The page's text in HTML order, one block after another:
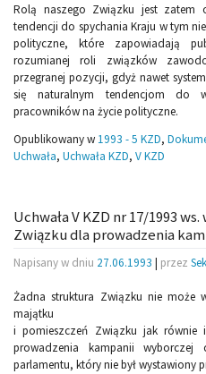
Rolą naszego Związku jest zatem
tendencji do spychania Kraju w tym
polityczne, które zapowiadają
rozumianej roli związków
przegranej pozycji, gdyż nawet
się naturalnym tendencjom do
pracowników na życie polityczne.
Opublikowany w 1993 - 5 KZD,
Uchwała, Uchwała KZD, V KZD
Uchwała V KZD nr 17/1993
Związku dla prowadzenia
Napisany w dniu 27.06.1993 | przez
Żadna struktura Związku nie może
majątku
i pomieszczeń Związku jak równie
prowadzenia kampanii
parlamentu, który nie był wystawiony